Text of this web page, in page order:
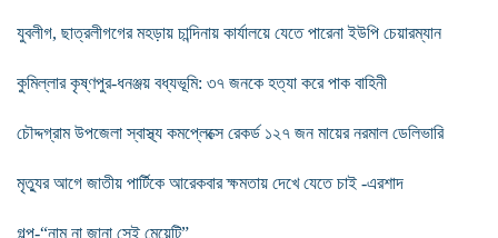
যুবলীগ, ছাত্রলীগগের মহড়ায় চান্দিনায় কার্যালয়ে যেতে পারেনা ইউপি চেয়ারম্যান
কুমিল্লার কৃষ্ণপুর-ধনঞ্জয় বধ্যভূমি: ৩৭ জনকে হত্যা করে পাক বাহিনী
চৌদ্দগ্রাম উপজেলা স্বাস্থ্য কমপ্লেক্সে রেকর্ড ১২৭ জন মায়ের নরমাল ডেলিভারি
মৃত্যুর আগে জাতীয় পার্টিকে আরেকবার ক্ষমতায় দেখে যেতে চাই -এরশাদ
গল্প-“নাম না জানা সেই মেয়েটি”